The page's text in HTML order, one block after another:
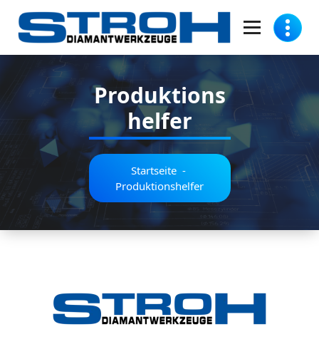
Inhalt
springen
Produktions
helfer
Startseite-
Produktionshelfer